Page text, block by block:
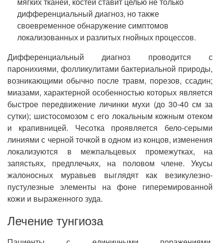
дифференциальный диагноз, но также
своевременное обнаружение симптомов
локализованных и разлитых гнойных процессов.
Дифференциальный диагноз проводится с
паронихиями, фолликулитами бактериальной природы,
возникающими обычно после травм, порезов, ссадин;
миазами, характерной особенностью которых является
быстрое передвижение личинки мухи (до 30-40 см за
сутки); шистосомозом с его локальным кожным отеком
и крапивницей. Чесотка проявляется бело-серыми
линиями с черной точкой в одном из концов, изменения
локализуются в межпальцевых промежутках, на
запястьях, предплечьях, на половом члене. Укусы
жалоносных муравьев выглядят как везикулезно-
пустулезные элементы на фоне гиперемированной
кожи и выраженного зуда.
Лечение тунгиоза